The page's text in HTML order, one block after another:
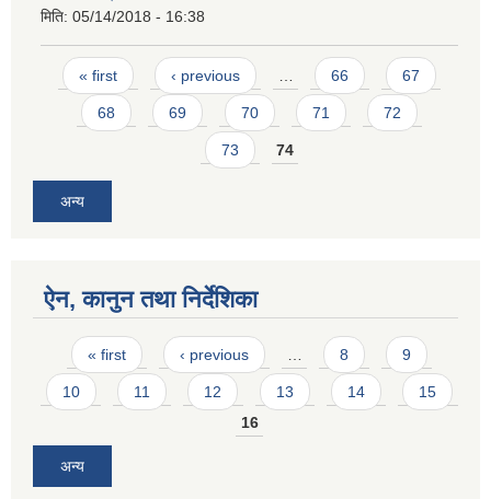
मिति: 05/14/2018 - 16:38
Pages
« first ‹ previous … 66 67
68 69 70 71 72
73 74
अन्य
ऐन, कानुन तथा निर्देशिका
Pages
« first ‹ previous 8 9
10 11 12 13 14
15
16
अन्य